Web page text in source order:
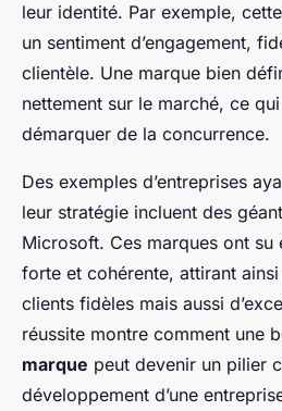
leur identité. Par exemple,
un sentiment d’engagement,
clientèle. Une marque bien
nettement sur le marché, ce
démarquer de la concurrence.
Des exemples d’entreprises
leur stratégie incluent des
Microsoft. Ces marques ont su
forte et cohérente, attirant
clients fidèles mais aussi
réussite montre comment une
marque peut devenir un pilier
développement d’une